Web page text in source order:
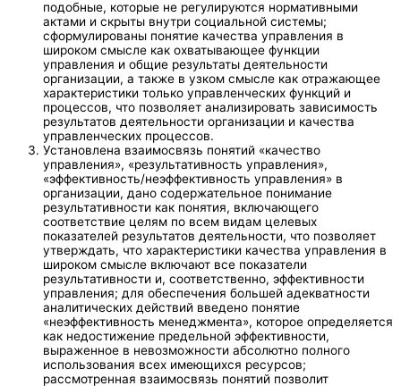
подобные, которые не регулируются нормативными
актами и скрыты внутри социальной системы;
сформулированы понятие качества управления в
широком смысле как охватывающее функции
управления и общие результаты деятельности
организации, а также в узком смысле как отражающее
характеристики только управленческих функций и
процессов, что позволяет анализировать зависимость
результатов деятельности организации и качества
управленческих процессов.
Установлена взаимосвязь понятий «качество
управления», «результативность управления»,
«эффективность/неэффективность управления» в
организации, дано содержательное понимание
результативности как понятия, включающего
соответствие целям по всем видам целевых
показателей результатов деятельности, что позволяет
утверждать, что характеристики качества управления в
широком смысле включают все показатели
результативности и, соответственно, эффективности
управления; для обеспечения большей адекватности
аналитических действий введено понятие
«неэффективность менеджмента», которое определяется
как недостижение предельной эффективности,
выраженное в невозможности абсолютно полного
использования всех имеющихся ресурсов;
рассмотренная взаимосвязь понятий позволит